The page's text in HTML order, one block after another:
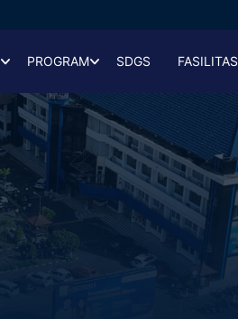
PROGRAM SDGS FASILITAS